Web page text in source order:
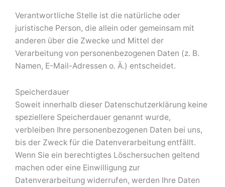
Verantwortliche Stelle ist die natürliche oder
juristische Person, die allein oder gemeinsam mit
anderen über die Zwecke und Mittel der
Verarbeitung von personenbezogenen Daten (z. B.
Namen, E-Mail-Adressen o. Ä.) entscheidet.
Speicherdauer
Soweit innerhalb dieser Datenschutzerklärung keine
speziellere Speicherdauer genannt wurde,
verbleiben Ihre personenbezogenen Daten bei uns,
bis der Zweck für die Datenverarbeitung entfällt.
Wenn Sie ein berechtigtes Löschersuchen geltend
machen oder eine Einwilligung zur
Datenverarbeitung widerrufen, werden Ihre Daten